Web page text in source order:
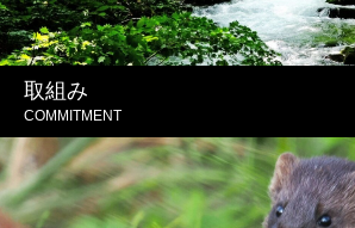
取組み
COMMITMENT